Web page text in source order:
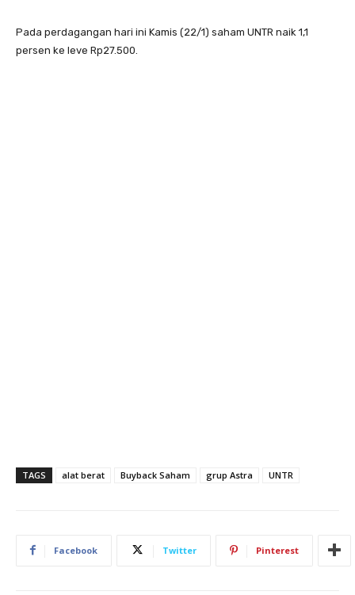
Pada perdagangan hari ini Kamis (22/1) saham UNTR naik 1,1
persen ke leve Rp27.500.
TAGS alat berat Buyback Saham grup Astra UNTR
Facebook Twitter Pinterest